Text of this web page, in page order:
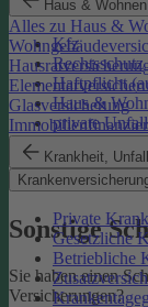
Haus & Wohnen
Alles zu Haus &
Glasversicherung
Krankheit,
Private
Gesetzliche
Betriebliche
Kfz
Rechtsschutz
Haftpflicht
Haus &
private
Reiserücktritt
Reisegepäck
Sonstige
Sie haben einen
Versicherungen?